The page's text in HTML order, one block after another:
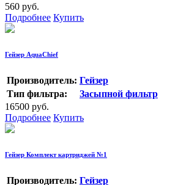
560 руб.
Подробнее Купить
Гейзер AquaChief
Производитель: Гейзер
Тип фильтра:
Засыпной фильтр
16500 руб.
Подробнее Купить
Гейзер Комплект картриджей №1
Производитель: Гейзер